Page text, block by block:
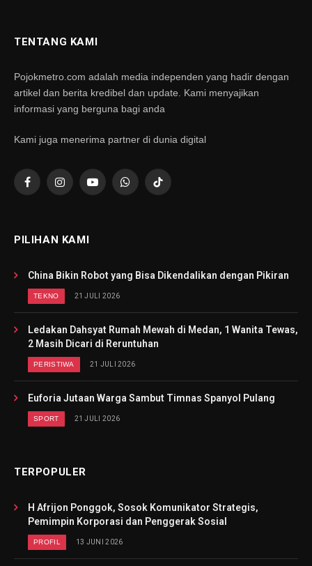
TENTANG KAMI
Pojokmetro.com adalah media independen yang hadir dengan
artikel dan berita kredibel dan update. Kami menyajikan
informasi yang berguna bagi anda
Kami juga menerima partner di dunia digital
FacebookInstagramYouTubeWhatsAppTikTok
PILIHAN KAMI
China Bikin Robot yang Bisa Dikendalikan dengan Pikiran
TEKNO 21 JULI 2026
Ledakan Dahsyat Rumah Mewah di Medan, 1 Wanita Tewas,
2 Masih Dicari di Reruntuhan
PERISTIWA 21 JULI 2026
Euforia Jutaan Warga Sambut Timnas Spanyol Pulang
SPORT 21 JULI 2026
TERPOPULER
H Afrijon Ponggok, Sosok Komunikator Strategis,
Pemimpin Korporasi dan Penggerak Sosial
PROFIL 13 JUNI 2026